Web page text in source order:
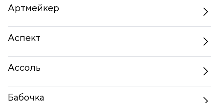
Артмейкер
Аспект
Ассоль
Бабочка